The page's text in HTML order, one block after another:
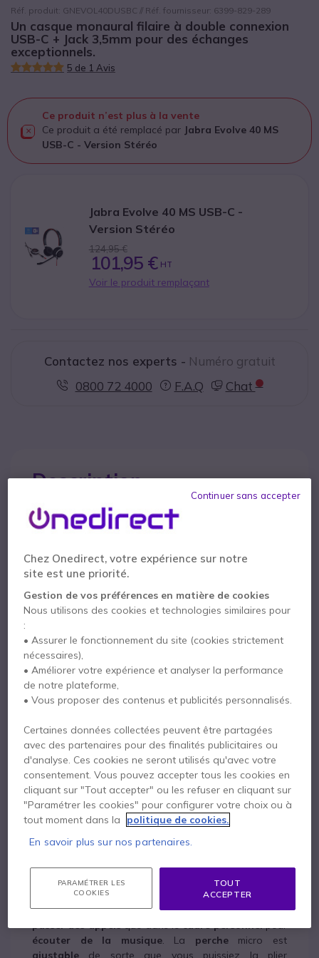
Réf. produit: GNEVOL40DUSBC // Réf. fournisseur: 6399-829-289
Un casque monaural filaire à double connexion
USB-C + Jack 3,5mm pour des échanges
exceptionnels.
5 de 1 Avis
Ce produit n’est plus à la vente
Ce produit a été remplacé par Jabra Evolve 40 MS
USB-C - Version Stéréo
Jabra Evolve 40 MS USB-C -
Version Stéréo
124,95 €
101,95 € HT
Voir le produit remplaçant
Contactez nos experts - Numéro gratuit
0800 72 4000
F.A.Q Chat
Description
Jabra Evolve 40 UC USB-C
- Version Stéréo
Un
produit à la fois polyvalent et
pratique
Les casques professionnels de la gamme
EVOLVE 40sont des solutions audioflexiblesqui
permettent aux utilisateurs de communiquer en toute
simplicité.Modernes
, ils sont utilisables
aussi bien dans ledomaine professionnelpour
passer des appelsque dans lecadre personnelpour
écouter de la musique. La perchemicro est
ajustable de sorte que vous puissiez la plier
Chez Onedirect, votre expérience sur notre
site est une priorité.
Gestion de vos préférences en matière de cookies
Nous utilisons des cookies et technologies similaires pour
:
• Assurer le fonctionnement du site (cookies strictement
nécessaires),
• Améliorer votre expérience et analyser la performance
de notre plateforme,
• Vous proposer des contenus et publicités personnalisés.
Certaines données collectées peuvent être partagées
avec des partenaires pour des finalités publicitaires ou
d'analyse. Ces cookies ne seront utilisés qu'avec votre
consentement. Vous pouvez accepter tous les cookies en
cliquant sur "Tout accepter" ou les refuser en cliquant sur
"Paramétrer les cookies" pour configurer votre choix ou à
tout moment dans la
politique de cookies.
En savoir plus sur nos partenaires.
PARAMÉTRER LES
COOKIES
TOUT
ACCEPTER
Continuer sans accepter